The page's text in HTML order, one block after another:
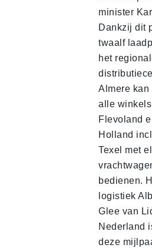
minister
Dankzij dit
twaalf
het
Almere
alle
Flevoland
Holland
Texel met
bedienen.
logistiek
Glee van
Nederland
deze